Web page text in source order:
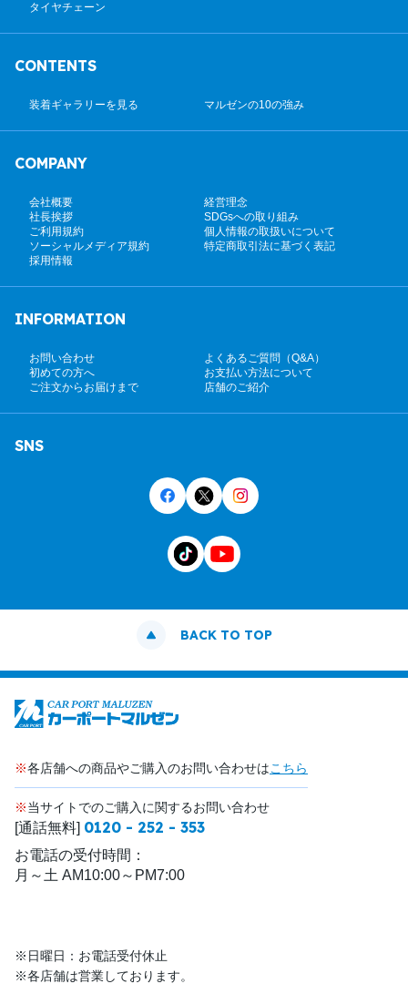
タイヤチェーン
CONTENTS
装着ギャラリーを見る マルゼンの10の強み
COMPANY
会社概要
経営理念
社長挨拶
SDGsへの取り組み
ご利用規約
個人情報の取扱いについて
ソーシャルメディア規約
特定商取引法に基づく表記
採用情報
INFORMATION
お問い合わせ
よくあるご質問（Q&A）
初めての方へ
お支払い方法について
ご注文からお届けまで
店舗のご紹介
SNS
BACK TO TOP
※各店舗への商品やご購入のお問い合わせはこちら
※当サイトでのご購入に関するお問い合わせ
[通話無料] 0120 - 252 - 353
お電話の受付時間：
月～土 AM10:00～PM7:00
※日曜日：お電話受付休止
※各店舗は営業しております。